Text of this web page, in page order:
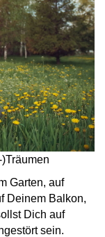
Garten, auf
Deinem Balkon,
Dich auf
sein.